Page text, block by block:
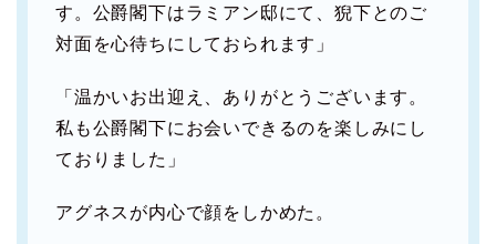
す。公爵閣下はラミアン邸にて、猊下とのご
対面を心待ちにしておられます」
「温かいお出迎え、ありがとうございます。
私も公爵閣下にお会いできるのを楽しみにし
ておりました」
アグネスが内心で顔をしかめた。